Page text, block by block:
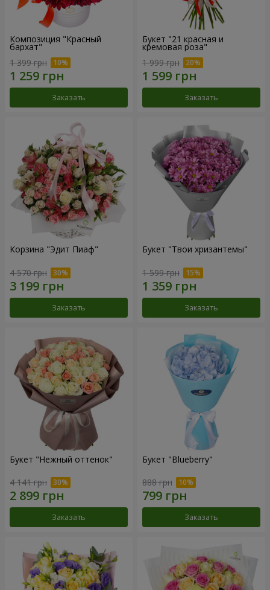
Композиция "Красный
бархат"
1 399 грн
Заказать
Букет "21 красная и
кремовая роза"
1 999 грн
Заказать
Корзина "Эдит Пиаф"
4 570 грн
Заказать
Букет "Твои хризантемы"
1 599 грн
Заказать
Букет "Нежный оттенок"
4 141 грн
Заказать
Букет "Blueberry"
888 грн
Заказать